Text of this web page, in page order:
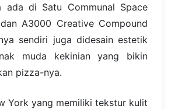
ada di Satu Communal Space
A3000 Creative Compound
sendiri juga didesain estetik
muda kekinian yang bikin
pizza-nya.
York yang memiliki tekstur kulit